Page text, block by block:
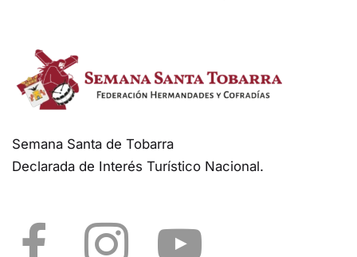
Semana Santa de Tobarra
Declarada de Interés Turístico Nacional.